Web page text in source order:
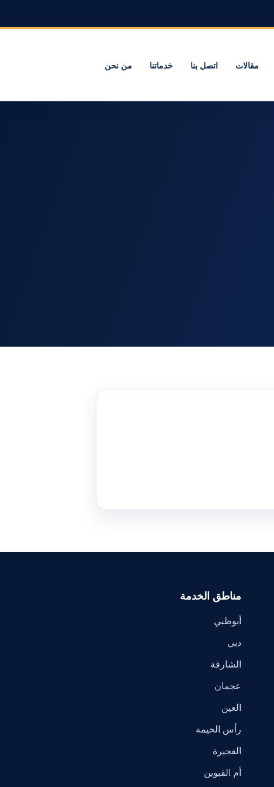
مقالات اتصل بنا خدماتنا من نحن
مناطق الخدمة
أبوظبي
دبي
الشارقة
عجمان
العين
رأس الخيمة
الفجيرة
أم القيوين